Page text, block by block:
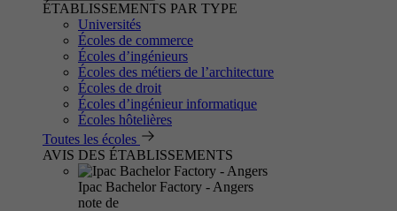
ÉTABLISSEMENTS PAR TYPE
Universités
Écoles de commerce
Écoles d’ingénieurs
Écoles des métiers de l’architecture
Écoles de droit
Écoles d’ingénieur informatique
Écoles hôtelières
Toutes les écoles
AVIS DES ÉTABLISSEMENTS
Ipac Bachelor Factory - Angers
note de